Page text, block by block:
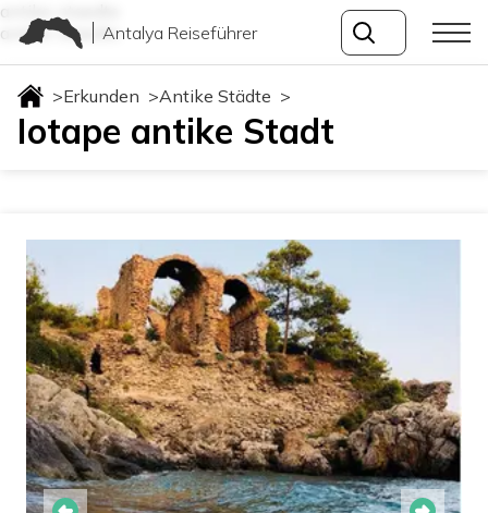
antike-staedte
antike-staedteAntalya Reiseführer
>Erkunden >Antike Städte >
Iotape antike Stadt